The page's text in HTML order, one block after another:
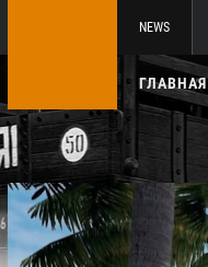
NEWS
ГЛАВНАЯ